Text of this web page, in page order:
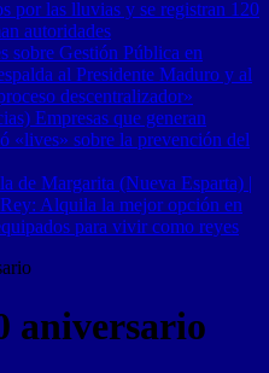
por las lluvias y se registran 120
autoridades
sobre Gestión Pública en
al Presidente Maduro y al
descentralizador»
Empresas que generan
«lives» sobre la prevención del
de Margarita (Nueva Esparta) |
Alquila la mejor opción en
para vivir como reyes
aniversario